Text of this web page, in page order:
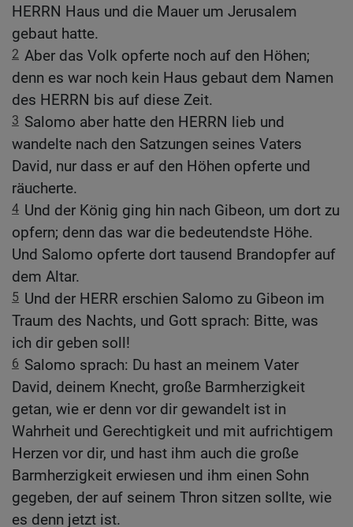
HERRN Haus und die Mauer um Jerusalem
gebaut hatte.
2 Aber das Volk opferte noch auf den Höhen;
denn es war noch kein Haus gebaut dem Namen
des HERRN bis auf diese Zeit.
3 Salomo aber hatte den HERRN lieb und
wandelte nach den Satzungen seines Vaters
David, nur dass er auf den Höhen opferte und
räucherte.
4 Und der König ging hin nach Gibeon, um dort zu
opfern; denn das war die bedeutendste Höhe.
Und Salomo opferte dort tausend Brandopfer auf
dem Altar.
5 Und der HERR erschien Salomo zu Gibeon im
Traum des Nachts, und Gott sprach: Bitte, was
ich dir geben soll!
6 Salomo sprach: Du hast an meinem Vater
David, deinem Knecht, große Barmherzigkeit
getan, wie er denn vor dir gewandelt ist in
Wahrheit und Gerechtigkeit und mit aufrichtigem
Herzen vor dir, und hast ihm auch die große
Barmherzigkeit erwiesen und ihm einen Sohn
gegeben, der auf seinem Thron sitzen sollte, wie
es denn jetzt ist.